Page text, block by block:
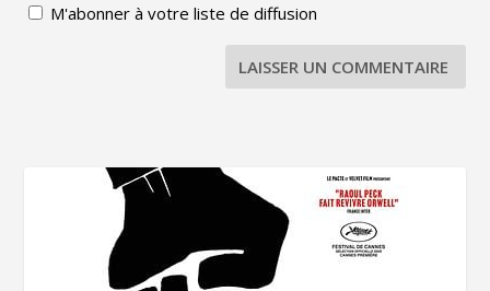
M'abonner à votre liste de diffusion